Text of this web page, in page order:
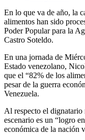
En lo que va de año, la
alimentos han sido
Poder Popular para la
Castro Soteldo.
En una jornada de
Estado venezolano,
que el “82% de los
pesar de la guerra
Venezuela.
Al respecto el
escenario es un “logro
económica de la nación